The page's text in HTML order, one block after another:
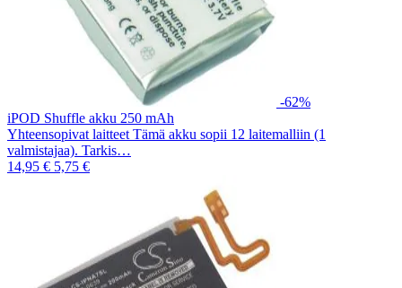
-62%
iPOD Shuffle akku 250 mAh
Yhteensopivat laitteet Tämä akku sopii 12 laitemalliin (1
valmistajaa). Tarkis…
14,95 € 5,75 €